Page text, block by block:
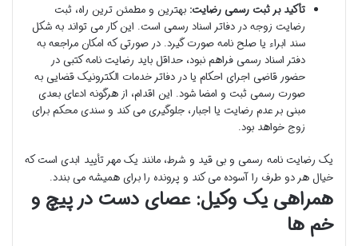
تأکید بر ثبت رسمی رضایت: بهترین و مطمئن ترین راه، ثبت
رضایت زوجه در دفاتر اسناد رسمی است. این کار می تواند به شکل
سند ابراء یا صلح نامه صورت گیرد. در صورتی که امکان مراجعه به
دفتر اسناد رسمی فراهم نبود، حداقل باید رضایت نامه کتبی در
حضور قاضی اجرای احکام یا در دفاتر خدمات الکترونیک قضایی به
صورت رسمی ثبت و امضا شود. این اقدام، از هرگونه ادعای بعدی
مبنی بر عدم رضایت یا اجبار، جلوگیری می کند و سندی محکم برای
زوج خواهد بود.
یک رضایت نامه رسمی و بی قید و شرط، مانند یک مهر تأیید ابدی است که
خیال هر دو طرف را آسوده می کند و پرونده را برای همیشه می بندد.
همراهی یک وکیل: عصای دست در پیچ و
خم ها